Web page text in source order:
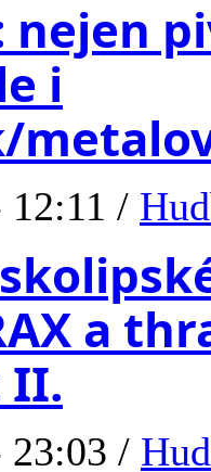
nejen
i
12:11 /
a
II.
23:03 /